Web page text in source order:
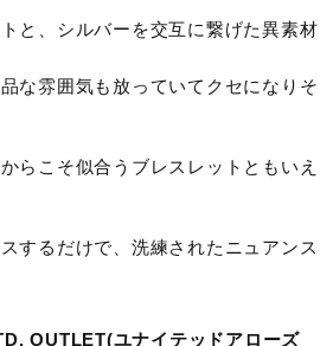
と、シルバーを交互に繋げた異素材
な雰囲気も放っていてクセになりそ
らこそ似合うブレスレットともいえ
するだけで、洗練されたニュアンス
OUTLET(ユナイテッドアローズ